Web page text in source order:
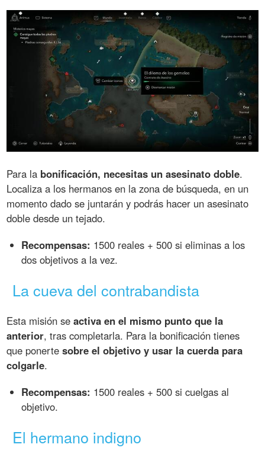
Para la bonificación, necesitas un asesinato doble.
Localiza a los hermanos en la zona de búsqueda, en un
momento dado se juntarán y podrás hacer un asesinato
doble desde un tejado.
Recompensas: 1500 reales + 500 si eliminas a los
dos objetivos a la vez.
La cueva del contrabandista
Esta misión seactiva en el mismo punto que la
anterior, tras completarla. Para la bonificación tienes
que ponertesobre el objetivo y usar la cuerda para
colgarle.
Recompensas: 1500 reales + 500 si cuelgas al
objetivo.
El hermano indigno